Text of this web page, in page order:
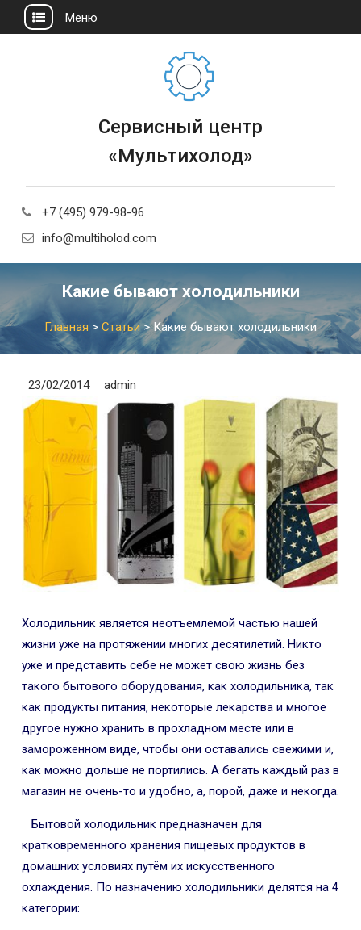
Меню
Сервисный центр
«Мультихолод»
+7 (495) 979-98-96
info@multiholod.com
Какие бывают холодильники
Главная > Статьи>Какие бывают холодильники
23/02/2014 admin
Холодильник является неотъемлемой частью нашей
жизни уже на протяжении многих десятилетий. Никто
уже и представить себе не может свою жизнь без
такого бытового оборудования, как холодильника, так
как продукты питания, некоторые лекарства и многое
другое нужно хранить в прохладном месте или в
замороженном виде, чтобы они оставались свежими и,
как можно дольше не портились. А бегать каждый раз в
магазин не очень-то и удобно, а, порой, даже и некогда.
Бытовой холодильник предназначен для
кратковременного хранения пищевых продуктов в
домашних условиях путём их искусственного
охлаждения. По назначению холодильники делятся на 4
категории: